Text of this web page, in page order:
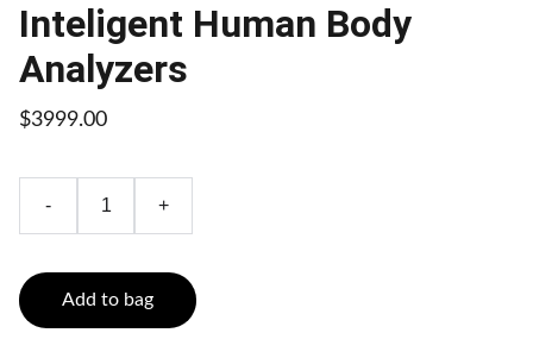
Inteligent Human Body
Analyzers
$3999.00
- +
Add to bag